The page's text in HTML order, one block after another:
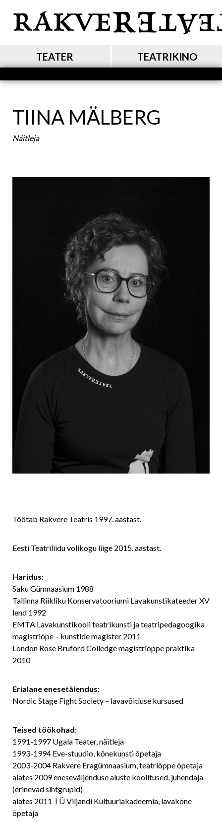
edasi
põhisisu
MAIN NAVIGATION
TEATER TEATRIKINO
TIINA MÄLBERG
Näitleja
Töötab Rakvere Teatris 1997. aastast.
Eesti Teatriliidu volikogu liige 2015. aastast.
Haridus:
Saku Gümnaasium 1988
Tallinna Riikliku Konservatooriumi Lavakunstikateeder XV
lend 1992
EMTA Lavakunstikooliteatrikunsti ja teatripedagoogika
magistriõpe – kunstide magister 2011
London Rose Bruford Colledge magistriõppe praktika
2010
Erialane enesetäiendus:
Nordic Stage Fight Society – lavavõitluse kursused
Teised töökohad:
1991-1997 Ugala Teater, näitleja
1993-1994 Eve-stuudio, kõnekunsti õpetaja
2003-2004 Rakvere Eragümnaasium, teatriõppe õpetaja
alates 2009 eneseväljenduse aluste koolitused, juhendaja
(erinevad sihtgrupid)
alates 2011 TÜ Viljandi Kultuuriakadeemia, lavakõne
õpetaja